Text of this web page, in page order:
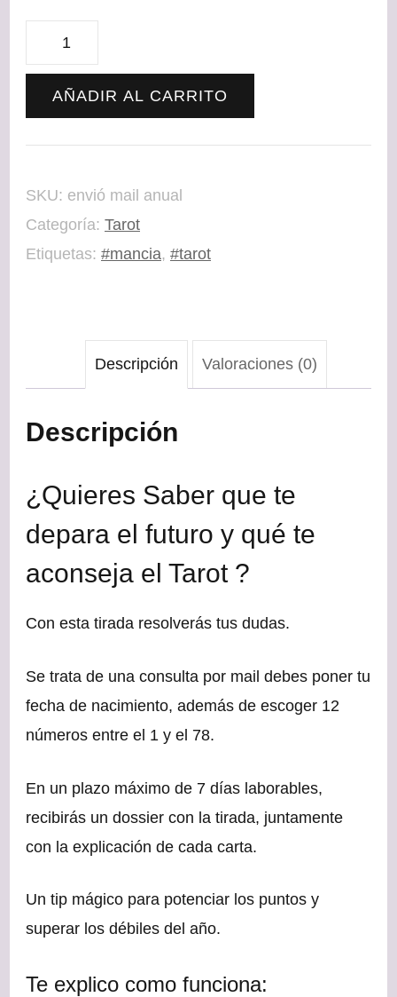
Tirada
Tarot
para
por
mail
cantidad
AÑADIR AL CARRITO
SKU: envió mail anual
Categoría: Tarot
Etiquetas: #mancia, #tarot
Descripción Valoraciones (0)
Descripción
¿Quieres Saber que te
depara el futuro y qué te
aconseja el Tarot ?
Con esta tirada resolverás tus dudas.
Se trata de una consulta por mail debes poner tu
fecha de nacimiento, además de escoger 12
números entre el 1 y el 78.
En un plazo máximo de 7 días laborables,
recibirás un dossier con la tirada, juntamente
con la explicación de cada carta.
Un tip mágico para potenciar los puntos y
superar los débiles del año.
Te explico como funciona: